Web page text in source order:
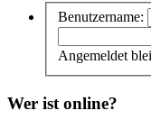
Benutzername:
Angemeldet
Wer ist online?